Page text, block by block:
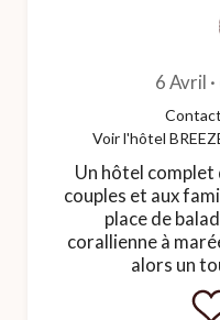
6 Avril ·
Voir l'hôtel
Un hôtel complet
couples et aux
place de
corallienne à
alors un